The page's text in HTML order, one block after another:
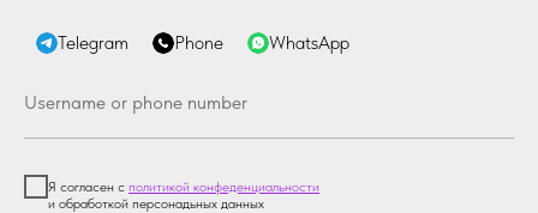
Telegram Phone WhatsApp
Я согласен с политикой конфеденциальности
и обработкой персонадьных данных